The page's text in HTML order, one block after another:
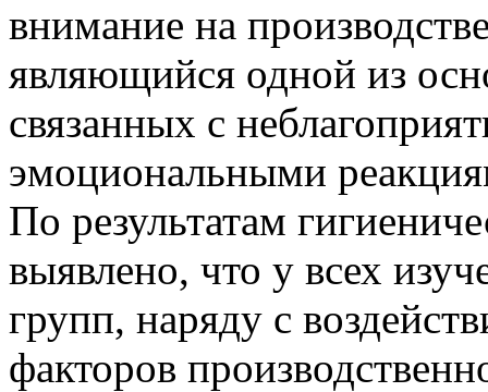
внимание на
являющийся одной из
связанных с
эмоциональными
По результатам
выявлено, что у всех
групп, наряду с
факторов